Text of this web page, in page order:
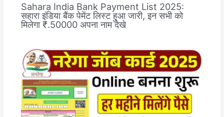
Sahara India Bank Payment List 2025:
सहारा इंडिया बैंक पेमेंट लिस्ट हुआ जारी, इन सभी को
मिलेगा ₹.50000 अपना नाम देखे